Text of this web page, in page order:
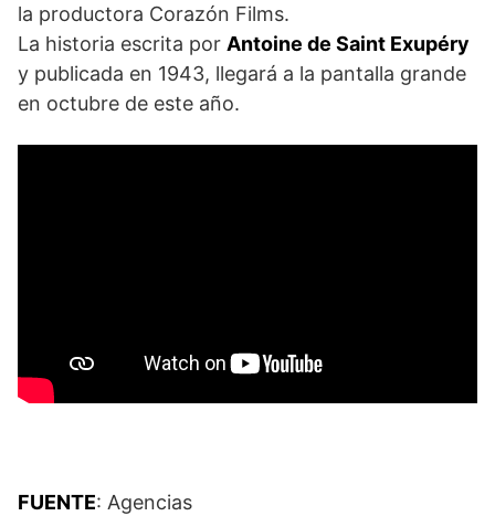
la productora Corazón Films.
La historia escrita por Antoine de Saint Exupéry
y publicada en 1943, llegará a la pantalla grande
en octubre de este año.
FUENTE: Agencias